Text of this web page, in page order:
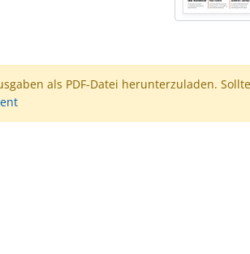
als PDF-Datei herunterzuladen.